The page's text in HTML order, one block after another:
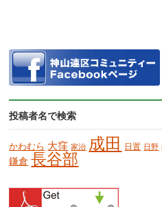
投稿者名で検索
かわむら 大窪 家治 成田 日置 日野
鎌倉 長谷部